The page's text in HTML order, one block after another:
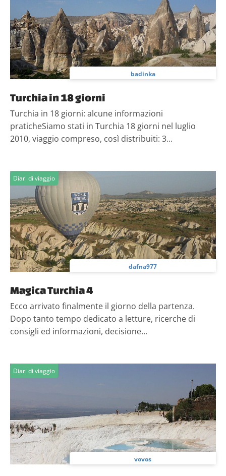
badinka
Turchia in 18 giorni
Turchia in 18 giorni: alcune informazioni
praticheSiamo stati in Turchia 18 giorni nel luglio
2010, viaggio compreso, così distribuiti: 3...
Diari di viaggio
dafna977
Magica Turchia 4
Ecco arrivato finalmente il giorno della partenza.
Dopo tanto tempo dedicato a letture, ricerche di
consigli ed informazioni, decisione...
Diari di viaggio
vovos